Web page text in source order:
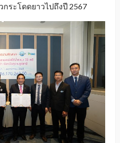
กระโดดยาวไปถึงปี 2567